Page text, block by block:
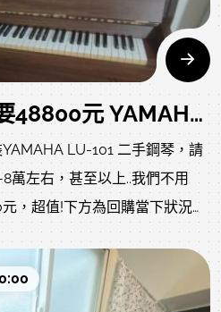
日本原木小琴 只要48800元 YAMAHA LU-101 二手鋼琴 歡迎比價 買鋼琴找 中壢中古鋼琴黃先生就對了
LU-101 二手鋼琴，請
萬左右，甚至以上..我們不用
，超值!下方為回購當下狀況，
是我們專業認證回收後當下的
行都整理得很漂亮，但您不知
是否大修?以下照片及影片把上一